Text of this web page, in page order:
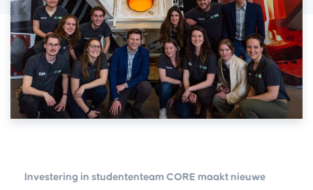
Investering in studententeam CORE maakt nieuwe